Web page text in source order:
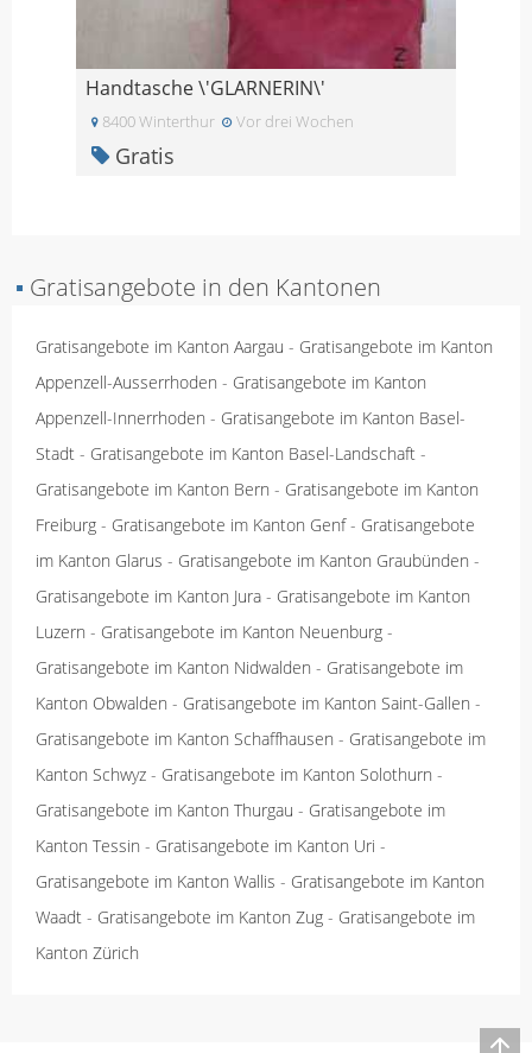
Handtasche \'GLARNERIN\'
8400 Winterthur Vor drei Wochen
Gratis
▪ Gratisangebote in den Kantonen
Gratisangebote im Kanton Aargau - Gratisangebote im Kanton
Appenzell-Ausserrhoden - Gratisangebote im Kanton
Appenzell-Innerrhoden - Gratisangebote im Kanton Basel-
Stadt - Gratisangebote im Kanton Basel-Landschaft -
Gratisangebote im Kanton Bern - Gratisangebote im Kanton
Freiburg - Gratisangebote im Kanton Genf- Gratisangebote
im Kanton Glarus - Gratisangebote im Kanton Graubünden -
Gratisangebote im Kanton Jura - Gratisangebote im Kanton
Luzern - Gratisangebote im Kanton Neuenburg -
Gratisangebote im Kanton Nidwalden - Gratisangebote im
Kanton Obwalden - Gratisangebote im Kanton Saint-Gallen -
Gratisangebote im Kanton Schaffhausen - Gratisangebote im
Kanton Schwyz - Gratisangebote im Kanton Solothurn -
Gratisangebote im Kanton Thurgau - Gratisangebote im
Kanton Tessin - Gratisangebote im Kanton Uri -
Gratisangebote im Kanton Wallis - Gratisangebote im Kanton
Waadt - Gratisangebote im Kanton Zug - Gratisangebote im
Kanton Zürich